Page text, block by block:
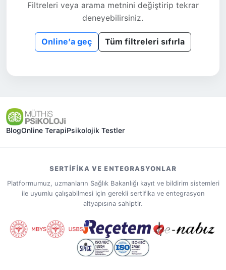
Filtreleri veya arama metnini değiştirip tekrar
deneyebilirsiniz.
Online’a geç Tüm filtreleri sıfırla
BlogOnline TerapiPsikolojik Testler
SERTIFIKA VE ENTEGRASYONLAR
Platformumuz, uzmanların Sağlık Bakanlığı kayıt ve bildirim sistemleri
ile uyumlu çalışabilmesi için gerekli sertifika ve entegrasyon
altyapısına sahiptir.